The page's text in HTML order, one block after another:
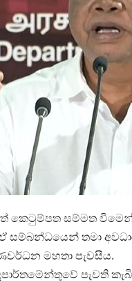
කෙටුම්පත සම්මත
තමා
මහතා පැවසීය.
පැවති